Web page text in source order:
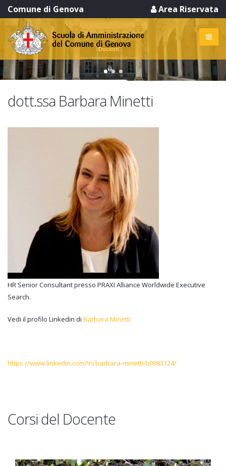
Comune di Genova Area Riservata
Docenti
Scuola di Amministrazione del Comune di Genova
dott.ssa Barbara Minetti
HR Senior Consultant presso PRAXI Alliance Worldwide Executive
Search.
Vedi il profilo Linkedin di Barbara Minetti
https://www.linkedin.com/in/barbara-minetti-b0983124/
Corsi del Docente